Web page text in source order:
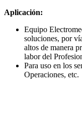
Aplicación:
Equipo
soluciones, por
altos de manera
labor del
Para uso en los
Operaciones, etc.